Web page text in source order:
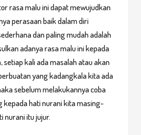
rasa malu ini dapat mewujudkan
perasaan baik dalam diri
dan paling mudah adalah
adanya rasa malu ini kepada
setiap kali ada masalah atau akan
yang kadangkala kita ada
sebelum melakukannya coba
kepada hati nurani kita masing-
nurani itu jujur.